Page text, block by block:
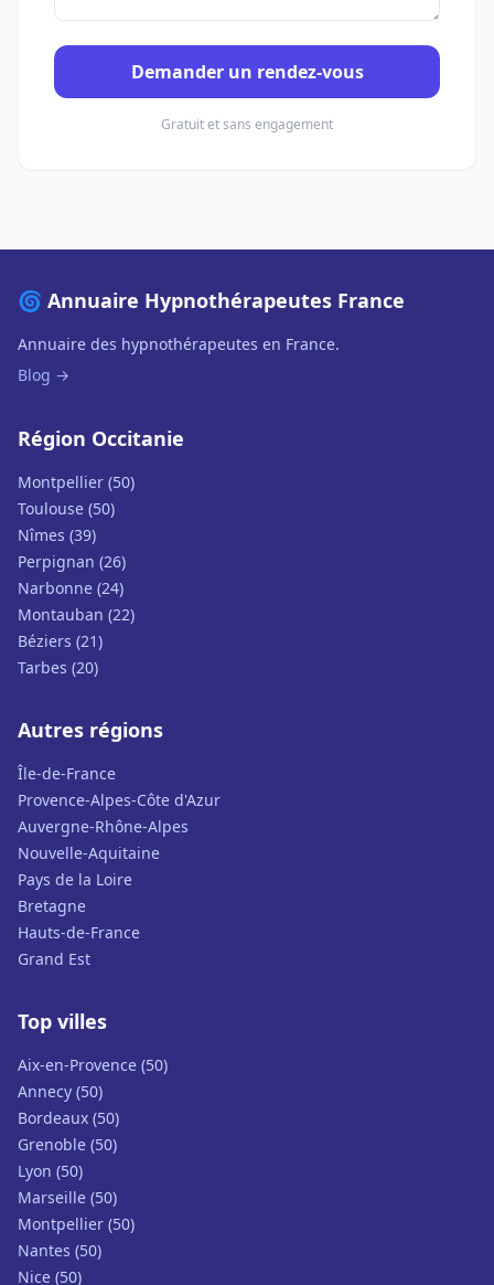
Demander un rendez-vous
Gratuit et sans engagement
🌀 Annuaire Hypnothérapeutes France
Annuaire des hypnothérapeutes en France.
Blog →
Région Occitanie
Montpellier (50)
Toulouse (50)
Nîmes (39)
Perpignan (26)
Narbonne (24)
Montauban (22)
Béziers (21)
Tarbes (20)
Autres régions
Île-de-France
Provence-Alpes-Côte d'Azur
Auvergne-Rhône-Alpes
Nouvelle-Aquitaine
Pays de la Loire
Bretagne
Hauts-de-France
Grand Est
Top villes
Aix-en-Provence (50)
Annecy (50)
Bordeaux (50)
Grenoble (50)
Lyon (50)
Marseille (50)
Montpellier (50)
Nantes (50)
Nice (50)